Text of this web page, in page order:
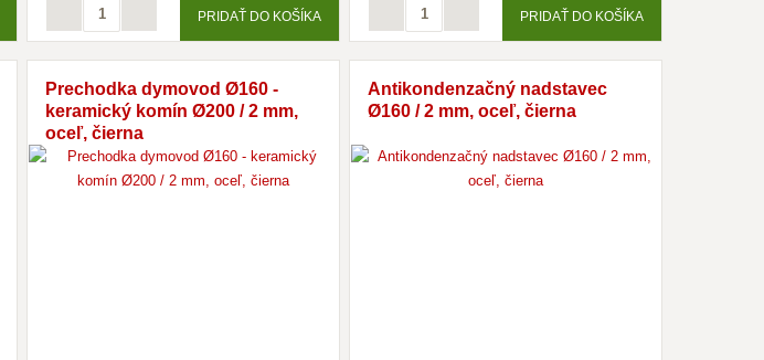
PRIDAŤ DO KOŠÍKA PRIDAŤ DO KOŠÍKA
Prechodka dymovod Ø160 -
keramický komín Ø200 / 2 mm,
oceľ, čierna
Antikondenzačný nadstavec
Ø160 / 2 mm, oceľ, čierna